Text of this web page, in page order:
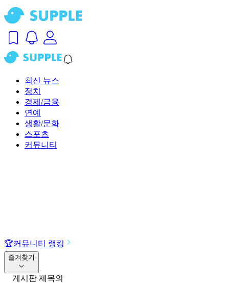
최신 뉴스
정치
경제/금융
연예
생활/문화
스포츠
커뮤니티
🏆커뮤니티 랭킹
즐겨찾기
게시판 제목의